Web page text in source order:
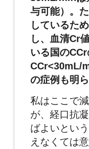
与可能）。
しているた
し、
血清Cr
いる国のCCr
CCr<30mL/
の症例も明
私はここで
が、経口抗
ばよいとい
えなくては